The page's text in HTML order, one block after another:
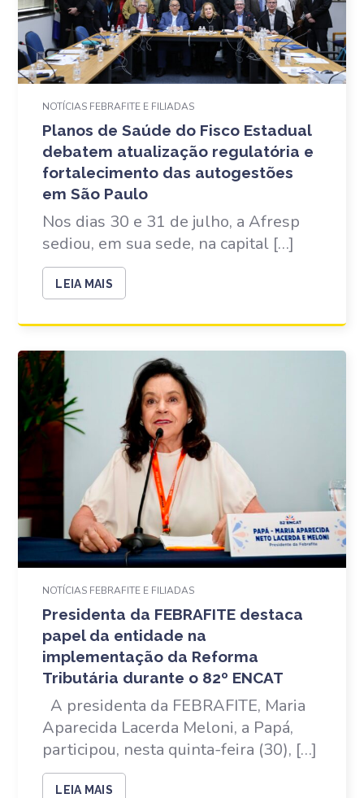
NOTÍCIAS FEBRAFITE E FILIADAS
Planos de Saúde do Fisco Estadual
debatem atualização regulatória e
fortalecimento das autogestões
em São Paulo
Nos dias 30 e 31 de julho, a Afresp
sediou, em sua sede, na capital […]
LEIA MAIS
NOTÍCIAS FEBRAFITE E FILIADAS
Presidenta da FEBRAFITE destaca
papel da entidade na
implementação da Reforma
Tributária durante o 82º ENCAT
A presidenta da FEBRAFITE, Maria
Aparecida Lacerda Meloni, a Papá,
participou, nesta quinta-feira (30), […]
LEIA MAIS